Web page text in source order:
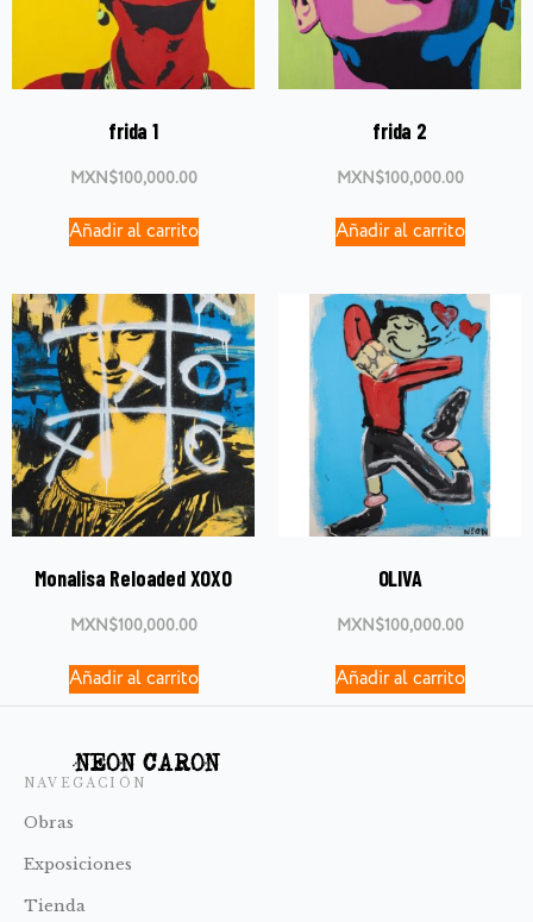
frida 1
MXN$100,000.00
Añadir al carrito
frida 2
MXN$100,000.00
Añadir al carrito
Monalisa Reloaded XOXO
MXN$100,000.00
Añadir al carrito
OLIVA
MXN$100,000.00
Añadir al carrito
NEON CARON
NAVEGACIÓN
Obras
Exposiciones
Tienda